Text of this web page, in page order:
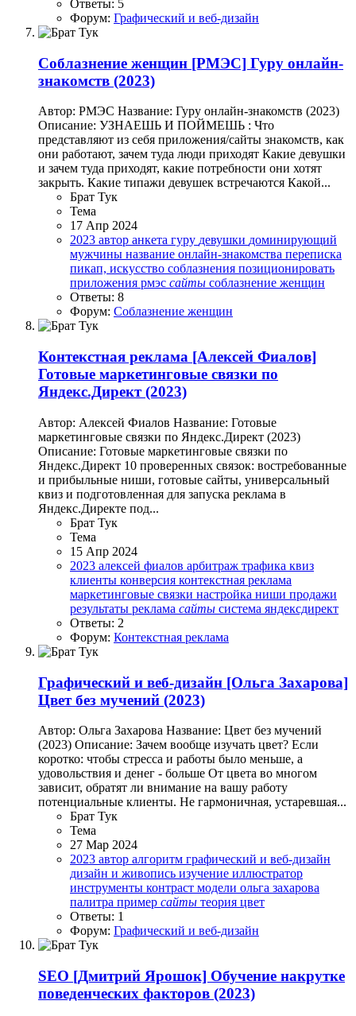
Ответы: 5
Форум: Графический и веб-дизайн
Соблазнение женщин [РМЭС] Гуру онлайн-
знакомств (2023)
Автор: РМЭС Название: Гуру онлайн-знакомств (2023)
Описание: УЗНАЕШЬ И ПОЙМЕШЬ : Что
представляют из себя приложения/сайты знакомств, как
они работают, зачем туда люди приходят Какие девушки
и зачем туда приходят, какие потребности они хотят
закрыть. Какие типажи девушек встречаются Какой...
Брат Тук
Тема
17 Апр 2024
2023 автор анкета гуру девушки доминирующий
мужчины название онлайн-знакомства переписка
пикап, искусство соблазнения позиционировать
приложения рмэс сайты соблазнение женщин
Ответы: 8
Форум: Соблазнение женщин
Контекстная реклама [Алексей Фиалов]
Готовые маркетинговые связки по
Яндекс.Директ (2023)
Автор: Алексей Фиалов Название: Готовые
маркетинговые связки по Яндекс.Директ (2023)
Описание: Готовые маркетинговые связки по
Яндекс.Директ 10 проверенных связок: востребованные
и прибыльные ниши, готовые сайты, универсальный
квиз и подготовленная для запуска реклама в
Яндекс.Директе под...
Брат Тук
Тема
15 Апр 2024
2023 алексей фиалов арбитраж трафика квиз
клиенты конверсия контекстная реклама
маркетинговые связки настройка ниши продажи
результаты реклама сайты система яндексдирект
Ответы: 2
Форум: Контекстная реклама
Графический и веб-дизайн [Ольга Захарова]
Цвет без мучений (2023)
Автор: Ольга Захарова Название: Цвет без мучений
(2023) Описание: Зачем вообще изучать цвет? Если
коротко: чтобы стресса и работы было меньше, а
удовольствия и денег - больше От цвета во многом
зависит, обратят ли внимание на вашу работу
потенциальные клиенты. Не гармоничная, устаревшая...
Брат Тук
Тема
27 Мар 2024
2023 автор алгоритм графический и веб-дизайн
дизайн и живопись изучение иллюстратор
инструменты контраст модели ольга захарова
палитра пример сайты теория цвет
Ответы: 1
Форум: Графический и веб-дизайн
SEO [Дмитрий Ярошок] Обучение накрутке
поведенческих факторов (2023)